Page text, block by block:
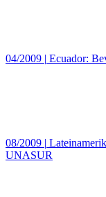
04/2009 | Ecuador:
08/2009 |
UNASUR